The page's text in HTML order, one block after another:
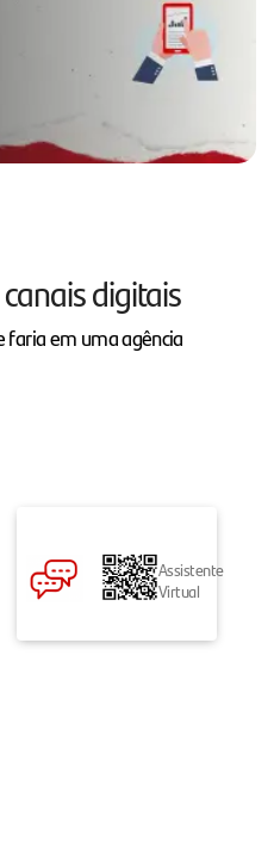
digitais
faria em uma agência
Assistente
Virtual